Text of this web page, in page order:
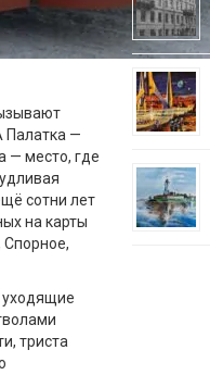
Палатка —
— место, где
сотни лет
на карты
уходящие
триста